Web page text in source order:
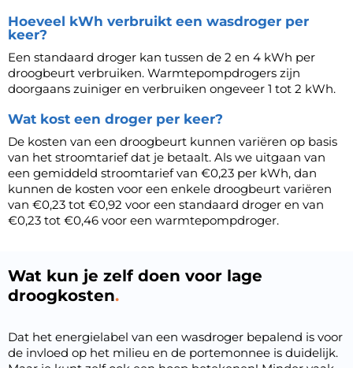
Hoeveel kWh verbruikt een wasdroger per
keer?
Een standaard droger kan tussen de 2 en 4 kWh per
droogbeurt verbruiken. Warmtepompdrogers zijn
doorgaans zuiniger en verbruiken ongeveer 1 tot 2 kWh.
Wat kost een droger per keer?
De kosten van een droogbeurt kunnen variëren op basis
van het stroomtarief dat je betaalt. Als we uitgaan van
een gemiddeld stroomtarief van €0,23 per kWh, dan
kunnen de kosten voor een enkele droogbeurt variëren
van €0,23 tot €0,92 voor een standaard droger en van
€0,23 tot €0,46 voor een warmtepompdroger.
Wat kun je zelf doen voor lage
droogkosten
Dat het energielabel van een wasdroger bepalend is voor
de invloed op het milieu en de portemonnee is duidelijk.